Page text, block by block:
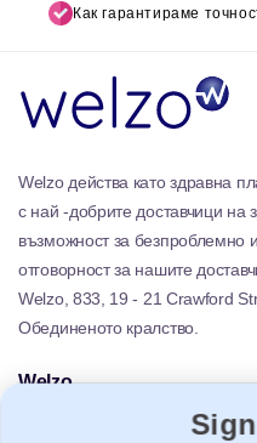
Как гарантираме
Welzo действа като здравна
с най -добрите доставчици на
възможност за
отговорност за нашите
Welzo, 833, 19 - 21 Crawford
Обединеното кралство.
Welzo